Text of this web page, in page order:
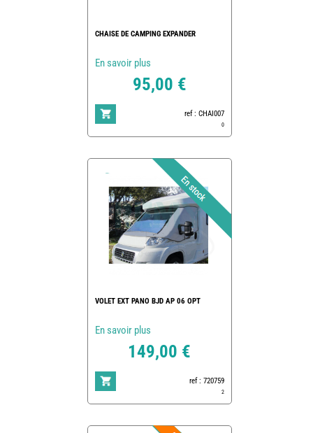
CHAISE DE CAMPING EXPANDER
En savoir plus
95,00 €
ref : CHAI007
0
VOLET EXT PANO BJD AP 06 OPT
En savoir plus
149,00 €
ref : 720759
2